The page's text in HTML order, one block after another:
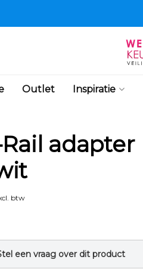
Outlet Inspiratie
Rail adapter
btw
een vraag over dit product